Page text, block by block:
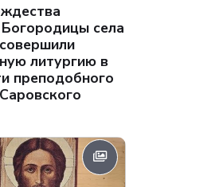
села
литургию в
преподобного